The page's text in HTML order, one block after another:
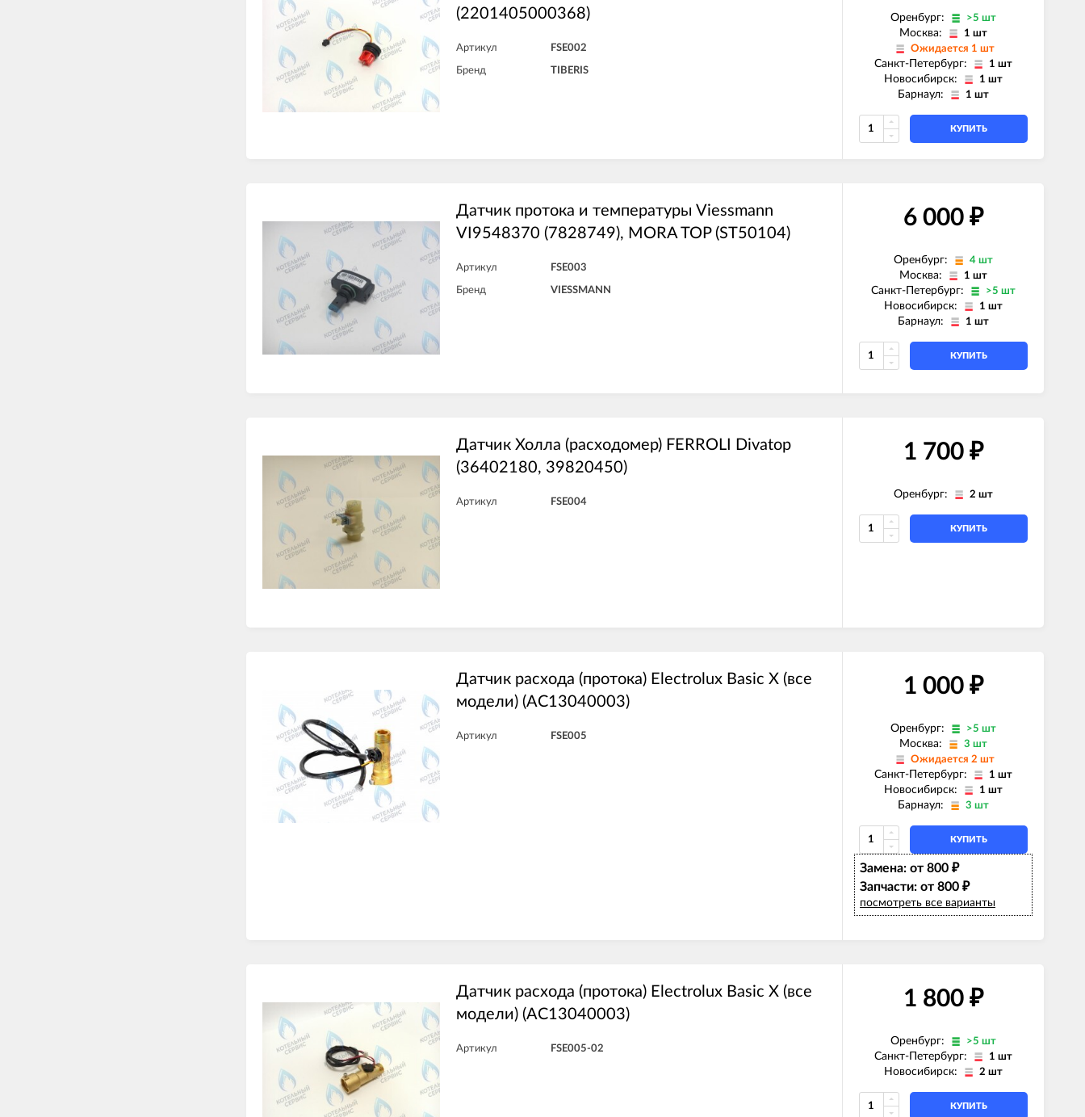
(2201405000368)
Артикул FSE002
Бренд TIBERIS
Оренбург: >5 шт
Москва:
1 шт
Ожидается 1 шт
Санкт-Петербург: 1 шт
Новосибирск: 1 шт
Барнаул: 1 шт
КУПИТЬ
Датчик протока и температуры Viessmann
VI9548370 (7828749), MORA TOP (ST50104)
Артикул FSE003
Бренд VIESSMANN
6 000 ₽
Оренбург: 4 шт
Москва: 1 шт
Санкт-Петербург: >5 шт
Новосибирск: 1 шт
Барнаул: 1 шт
КУПИТЬ
Датчик Холла (расходомер) FERROLI Divatop
(36402180, 39820450)
Артикул FSE004
1 700 ₽
Оренбург: 2 шт
КУПИТЬ
Датчик расхода (протока) Electrolux Basic X (все
модели) (AC13040003)
Артикул FSE005
1 000 ₽
Оренбург: >5 шт
Москва:
3 шт
Ожидается 2 шт
Санкт-Петербург: 1 шт
Новосибирск: 1 шт
Барнаул: 3 шт
КУПИТЬ
Замена: от 800 ₽
Запчасти: от 800 ₽
посмотреть все варианты
Датчик расхода (протока) Electrolux Basic X (все
модели) (AC13040003)
Артикул FSE005-02
1 800 ₽
Оренбург: >5 шт
Санкт-Петербург: 1 шт
Новосибирск: 2 шт
КУПИТЬ